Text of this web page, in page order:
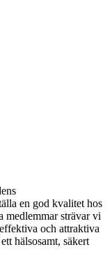
en god kvalitet hos
medlemmar strävar vi
och attraktiva
hälsosamt, säkert